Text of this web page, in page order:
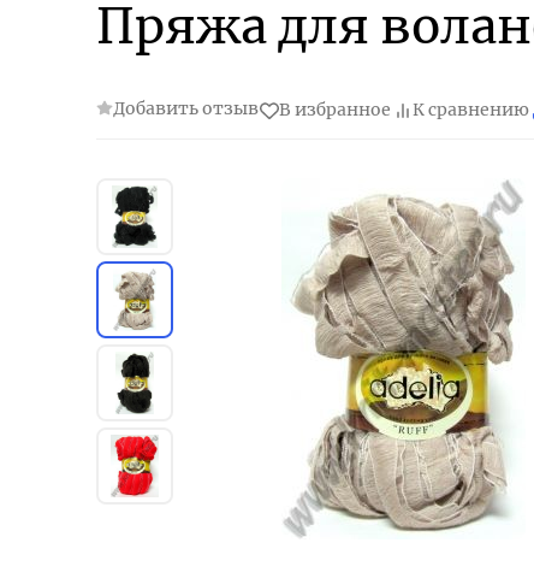
Пряжа для
Добавить отзыв В избранное К сравнению